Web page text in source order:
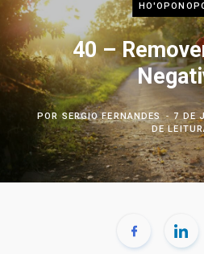
40 –
PORSERGIO FERNANDES 7 DE
DE